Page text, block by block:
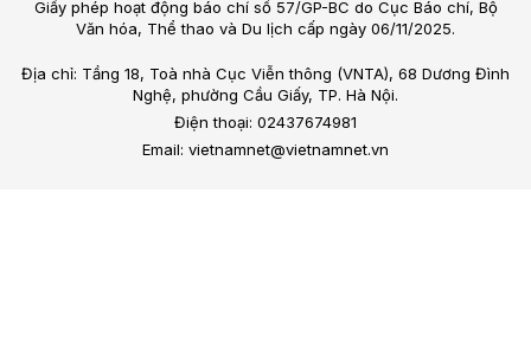
Giấy phép hoạt động báo chí số 57/GP-BC do Cục Báo chí, Bộ
Văn hóa, Thể thao và Du lịch cấp ngày 06/11/2025.
Địa chỉ: Tầng 18, Toà nhà Cục Viễn thông (VNTA), 68 Dương Đình
Nghệ, phường Cầu Giấy, TP. Hà Nội.
Điện thoại: 02437674981
Email: vietnamnet@vietnamnet.vn